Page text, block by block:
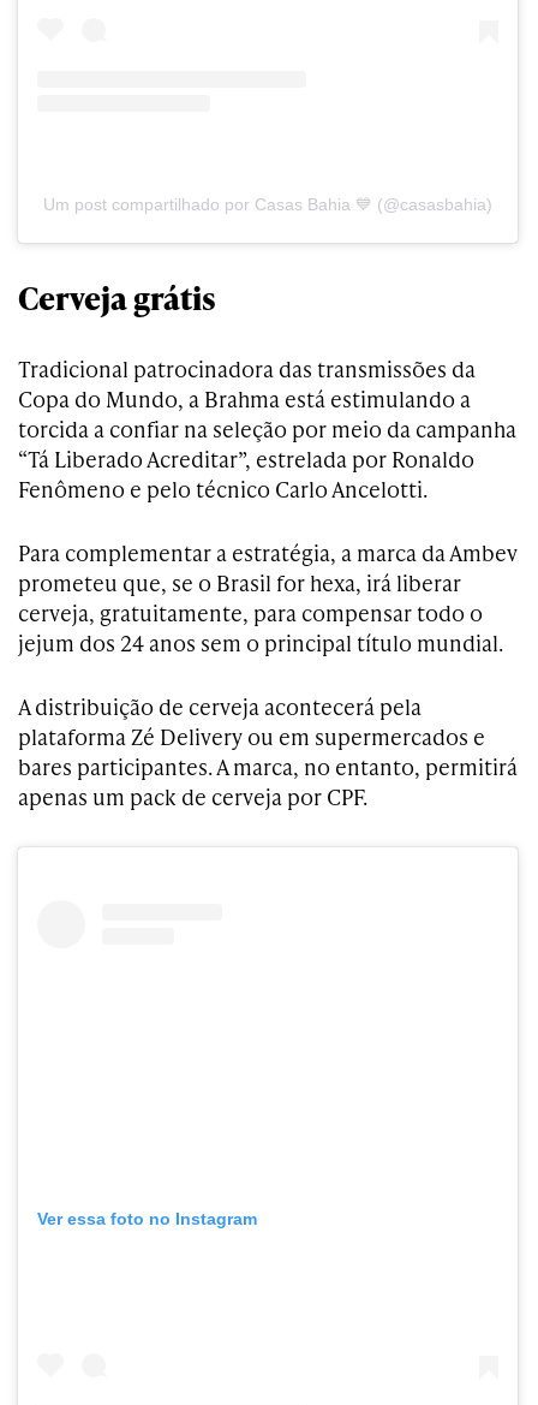
Um post compartilhado por Casas Bahia 💙 (@casasbahia)
Cerveja grátis
Tradicional patrocinadora das transmissões da
Copa do Mundo, a Brahma está estimulando a
torcida a confiar na seleção por meio da campanha
“Tá Liberado Acreditar”, estrelada por Ronaldo
Fenômeno e pelo técnico Carlo Ancelotti.
Para complementar a estratégia, a marca da Ambev
prometeu que, se o Brasil for hexa, irá liberar
cerveja, gratuitamente, para compensar todo o
jejum dos 24 anos sem o principal título mundial.
A distribuição de cerveja acontecerá pela
plataforma Zé Delivery ou em supermercados e
bares participantes. A marca, no entanto, permitirá
apenas um pack de cerveja por CPF.
Ver essa foto no Instagram